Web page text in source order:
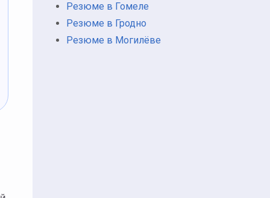
Резюме в Гомеле
Резюме в Гродно
Резюме в Могилёве